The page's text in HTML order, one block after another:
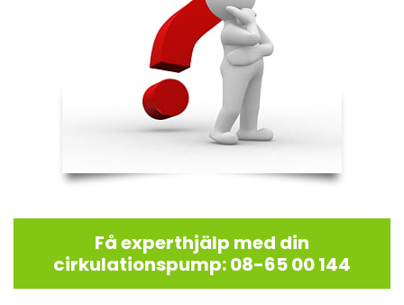
Få experthjälp med din
cirkulationspump: 08-65 00 144